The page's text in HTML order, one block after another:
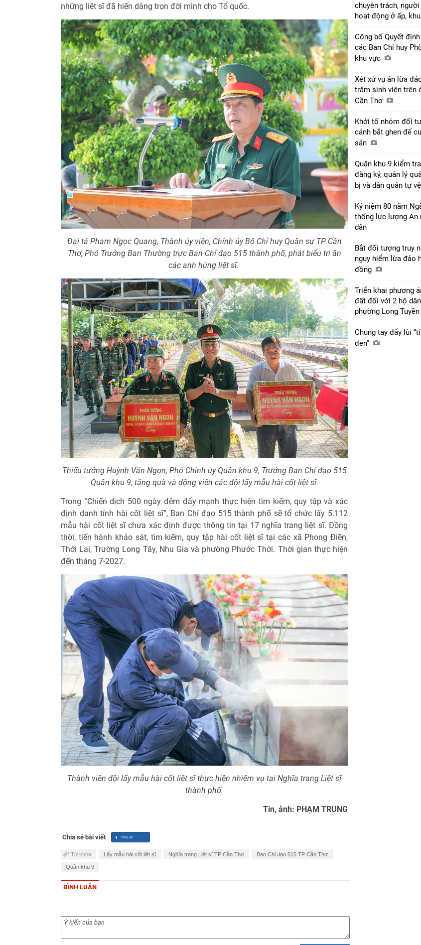
những liệt sĩ đã hiến dâng trọn đời mình cho Tổ quốc.
Đại tá Phạm Ngọc Quang, Thành ủy viên, Chính ủy Bộ Chỉ huy Quân sự TP Cần
Thơ, Phó Trưởng Ban Thường trực Ban Chỉ đạo 515 thành phố, phát biểu tri ân
các anh hùng liệt sĩ.
Thiếu tướng Huỳnh Văn Ngon, Phó Chính ủy Quân khu 9, Trưởng Ban Chỉ đạo 515
Quân khu 9, tặng quà và động viên các đội lấy mẫu hài cốt liệt sĩ.
Trong “Chiến dịch 500 ngày đêm đẩy mạnh thực hiện tìm kiếm, quy tập và xác
định danh tính hài cốt liệt sĩ”, Ban Chỉ đạo 515 thành phố sẽ tổ chức lấy 5.112
mẫu hài cốt liệt sĩ chưa xác định được thông tin tại 17 nghĩa trang liệt sĩ. Đồng
thời, tiến hành khảo sát, tìm kiếm, quy tập hài cốt liệt sĩ tại các xã Phong Điền,
Thới Lai, Trường Long Tây, Nhu Gia và phường Phước Thới. Thời gian thực hiện
đến tháng 7-2027.
Thành viên đội lấy mẫu hài cốt liệt sĩ thực hiện nhiệm vụ tại Nghĩa trang Liệt sĩ
thành phố.
Tin, ảnh: PHẠM TRUNG
Chia sẻ bài viết
Từ khóa Lấy mẫu hài cốt liệt sĩ Nghĩa trang Liệt sĩ TP Cần Thơ Ban Chỉ đạo 515 TP Cần Thơ
Quân khu 9
BÌNH LUẬN
chuyên trách,
hoạt động ở ấp,
Công bố Quyết
các Ban Chỉ huy
khu vực
Xét xử vụ án lừa
trăm sinh viên trên
Cần Thơ
Khởi tố nhóm đối
cảnh bắt ghen để
sản
Quân khu 9 kiểm
đăng ký, quản lý
bị và dân quân tự vệ
Kỷ niệm 80 năm
thống lực lượng An
dân
Bắt đối tượng truy
nguy hiểm lừa đảo
đồng
Triển khai phương
đất đối với 2 hộ
phường Long Tuyền
Chung tay đẩy lùi
đen”